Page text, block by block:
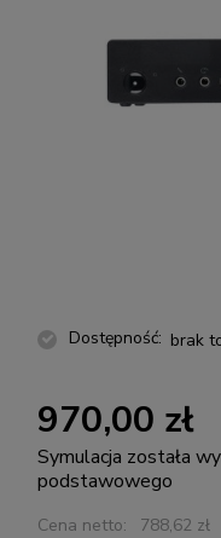
Dostępność: brak
970,00 zł
Symulacja została
podstawowego
Cena netto: 788,62 zł